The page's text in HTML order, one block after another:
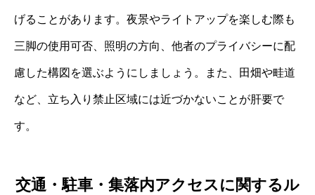
げることがあります。夜景やライトアップを楽しむ際も
三脚の使用可否、照明の方向、他者のプライバシーに配
慮した構図を選ぶようにしましょう。また、田畑や畦道
など、立ち入り禁止区域には近づかないことが肝要で
す。
交通・駐車・集落内アクセスに関するル